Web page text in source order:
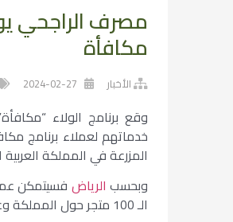
مصرف الراجحي
مكافأة
الأخبار 2024-02-27
وقع برنامج الولاء
خدماتهم لعملاء برنامج
المزرعة في المملكة
وبحسب الرياضفسيتمكن
الـ 100 متجر حول المملكة وعشرات الآلف من المنتجات المتنوعة والاقسام المختلفة.